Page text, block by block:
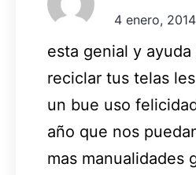
4 enero,
esta genial y ayuda
reciclar tus telas
un bue uso
año que nos
mas manualidades